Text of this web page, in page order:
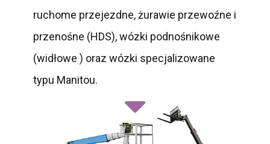
ruchome przejezdne, żurawie przewoźne i
przenośne (HDS), wózki podnośnikowe
(widłowe ) oraz wózki specjalizowane
typu Manitou.